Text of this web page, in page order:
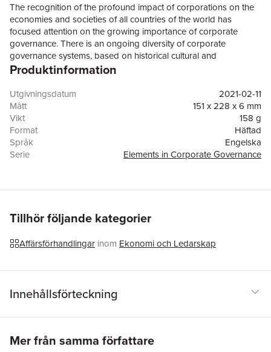
The recognition of the profound impact of corporations on the
economies and societies of all countries of the world has
focused attention on the growing importance of corporate
governance. There is an ongoing diversity of corporate
governance systems, based on historical cultural and
institutional differences that involve different approaches to the
governance is universally recognised as essential to market
integrity and efficiency, providing a vital underpinning for
financial stability and economic growth. As the adequacy of the
existing dominant paradigms of corporate governance are
increasingly challenged, the search for coherent new paradigms
is a vital task for corporate governance in the future.
Produktinformation
Utgivningsdatum
2021-02-11
Mått
151 x 228 x 6 mm
Vikt
158 g
Format
Häftad
Språk
Engelska
Serie
Elements in Corporate Governance
ISBN
9781108964029
Tillhör följande kategorier
Affärsförhandlingar inom Ekonomi och Ledarskap
Innehållsförteckning
Mer från samma författare